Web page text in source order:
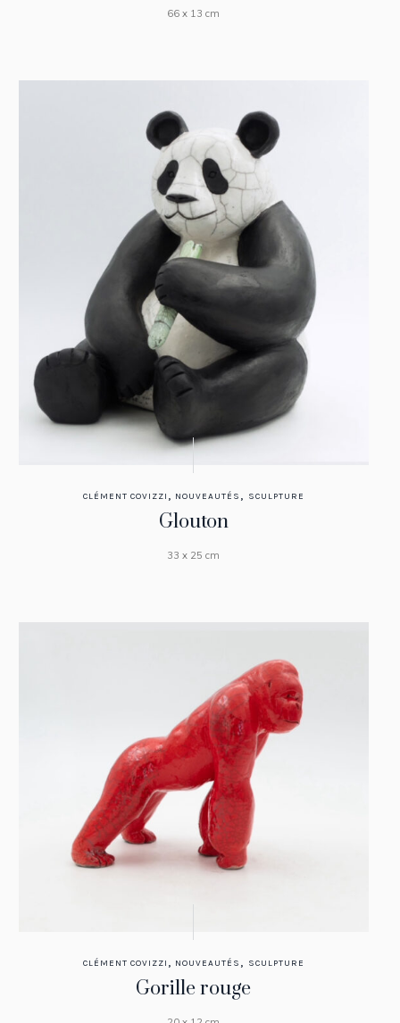
66 x 13 cm
CLÉMENT COVIZZI , NOUVEAUTÉS , SCULPTURE
Glouton
33 x 25 cm
CLÉMENT COVIZZI , NOUVEAUTÉS , SCULPTURE
Gorille rouge